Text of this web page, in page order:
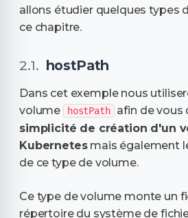
allons étudier quelques types
ce chapitre.
hostPath
Dans cet exemple nous
volume
hostPath
afin de vous
simplicité de création d'un
Kubernetesmais également
de ce type de volume.
Ce type de volume monte un
répertoire du système de